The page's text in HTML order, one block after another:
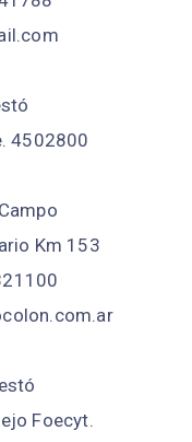
4502800
Km 153
Foecyt.